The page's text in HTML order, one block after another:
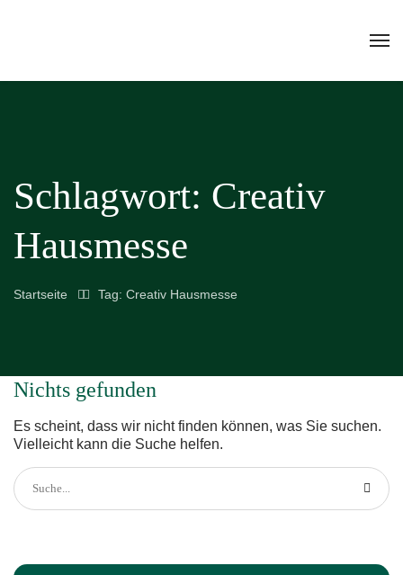
Schlagwort: Creativ
Hausmesse
Startseite Tag: Creativ Hausmesse
Nichts gefunden
Es scheint, dass wir nicht finden können, was Sie suchen.
Vielleicht kann die Suche helfen.